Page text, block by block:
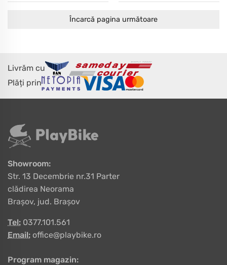
Încarcă pagina următoare
Livrăm cu
Plăți prin
Showroom:
Str. 13 Decembrie nr.31 Parter
clădirea Neorama
Brașov, jud. Brașov
Tel: 0377.101.561
Email: office@playbike.ro
Program magazin: